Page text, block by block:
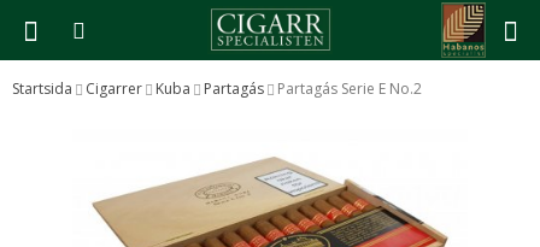
Startsida Cigarrer Kuba Partagás Partagás Serie E No.2